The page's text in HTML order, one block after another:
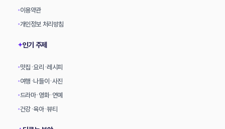
•이용약관
•개인정보 처리방침
✦인기 주제
•맛집·요리·레시피
•여행·나들이·사진
•드라마·영화·연예
•건강·육아·뷰티